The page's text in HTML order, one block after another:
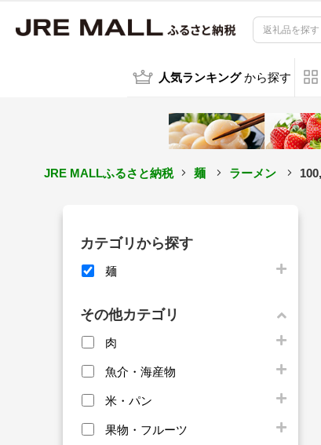
人気ランキング から探す
JRE MALLふるさと納税 麺 ラーメン
カテゴリから探す
麺
その他カテゴリ
肉
魚介・海産物
米・パン
果物・フルーツ